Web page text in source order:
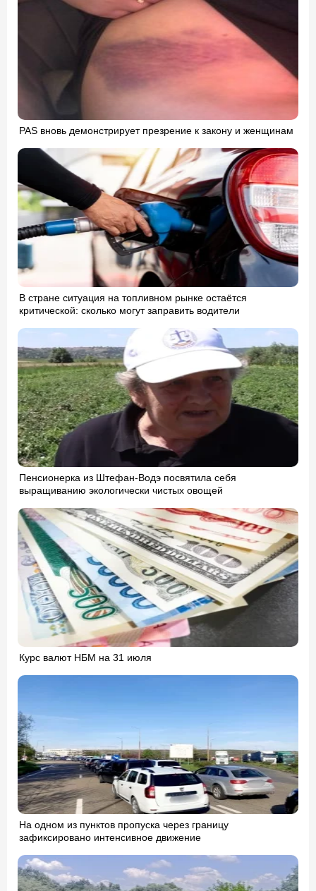
PAS вновь демонстрирует презрение к закону и женщинам
В стране ситуация на топливном рынке остаётся
критической: сколько могут заправить водители
Пенсионерка из Штефан-Водэ посвятила себя
выращиванию экологически чистых овощей
Курс валют НБМ на 31 июля
На одном из пунктов пропуска через границу
зафиксировано интенсивное движение